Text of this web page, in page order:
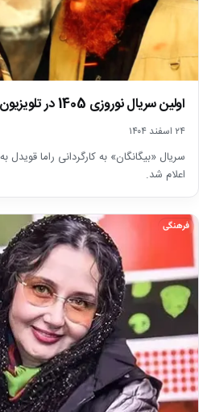
اولین سریال نوروزی 1405 در تلویزیون منتشر شد!
۲۴ اسفند ۱۴۰۴
سریال «بیگانگان» به کارگردانی راما
اعلام شد.
فرهنگی